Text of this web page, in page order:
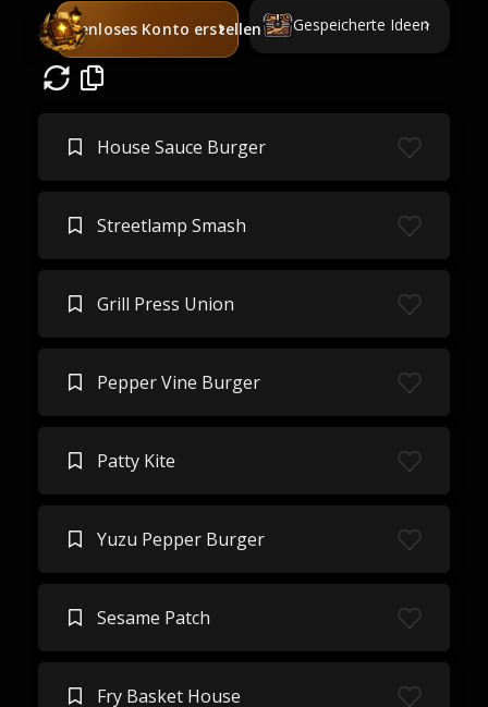
Kostenloses Konto erstellen Gespeicherte Ideen
House Sauce Burger
Streetlamp Smash
Grill Press Union
Pepper Vine Burger
Patty Kite
Yuzu Pepper Burger
Sesame Patch
Fry Basket House